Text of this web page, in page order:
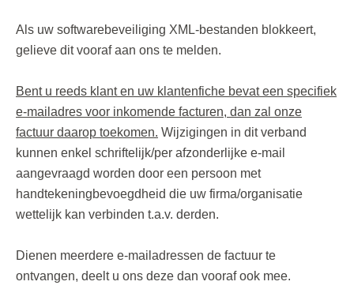
Als uw softwarebeveiliging XML-bestanden blokkeert,
gelieve dit vooraf aan ons te melden.
Bent u reeds klant en uw klantenfiche bevat een specifiek
e-mailadres voor inkomende facturen, dan zal onze
factuur daarop toekomen. Wijzigingen in dit verband
kunnen enkel schriftelijk/per afzonderlijke e-mail
aangevraagd worden door een persoon met
handtekeningbevoegdheid die uw firma/organisatie
wettelijk kan verbinden t.a.v. derden.
Dienen meerdere e-mailadressen de factuur te
ontvangen, deelt u ons deze dan vooraf ook mee.